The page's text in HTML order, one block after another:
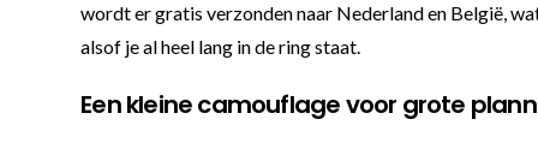
wordt er gratis verzonden naar Nederland en België,
alsof je al heel lang in de ring staat.
Een kleine camouflage voor grote